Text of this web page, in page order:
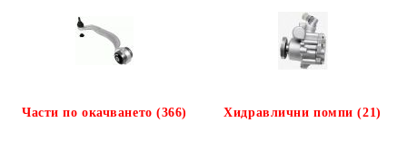
Части по окачването (366) Хидравлични помпи (21)